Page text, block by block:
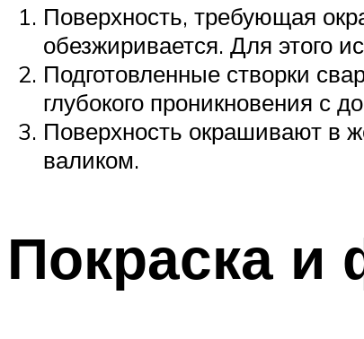
Поверхность, требующая
обезжиривается. Для этого
Подготовленные створки
глубокого проникновения с
Поверхность окрашивают в
валиком.
Покраска и